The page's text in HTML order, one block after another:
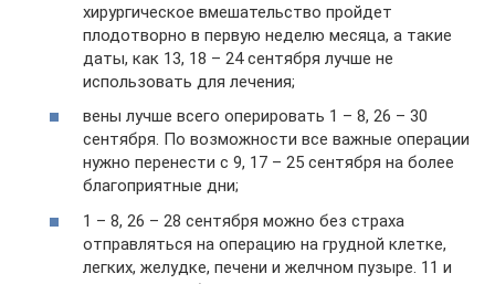
хирургическое вмешательство пройдет
плодотворно в первую неделю месяца, а такие
даты, как 13, 18 – 24 сентября лучше не
использовать для лечения;
вены лучше всего оперировать 1 – 8, 26 – 30
сентября. По возможности все важные операции
нужно перенести с 9, 17 – 25 сентября на более
благоприятные дни;
1 – 8, 26 – 28 сентября можно без страха
отправляться на операцию на грудной клетке,
легких, желудке, печени и желчном пузыре. 11 и